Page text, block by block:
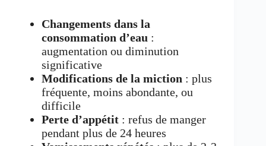
Changements dans la
consommation d’eau :
augmentation ou diminution
significative
Modifications de la miction : plus
fréquente, moins abondante, ou
difficile
Perte d’appétit : refus de manger
pendant plus de 24 heures